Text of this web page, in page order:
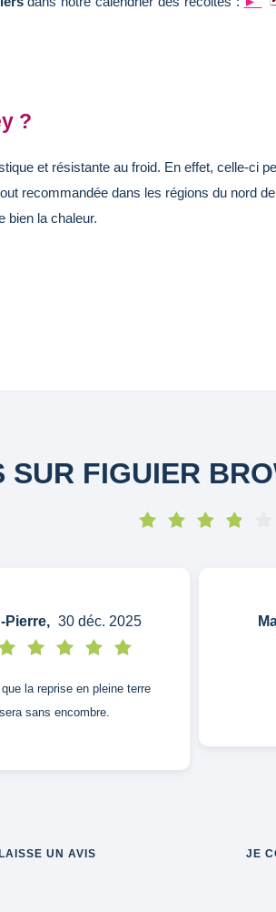
?
et résistante au froid. En effet, celle-ci
recommandée dans les régions du nord
bien la chaleur.
SUR FIGUIER
Pierre, 30 déc. 2025
que la reprise en pleine terre
sera sans encombre.
UN AVIS JE